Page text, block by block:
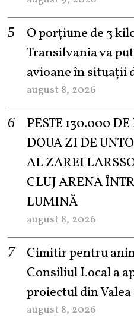
O porțiune de 3
Transilvania va
avioane în situații
august 8, 2026
PESTE 130.000
DOUA ZI DE
AL ZAREI
CLUJ ARENA
LUMINĂ
august 8, 2026
Cimitir pentru
Consiliul Local a
proiectul din
august 8, 2026